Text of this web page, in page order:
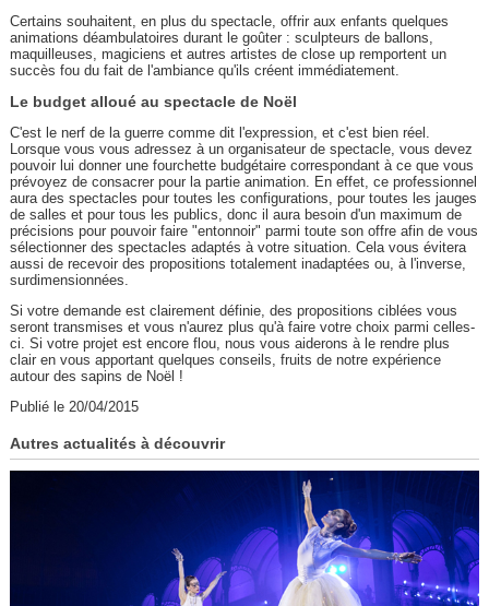
Certains souhaitent, en plus du spectacle, offrir aux enfants quelques
animations déambulatoires durant le goûter : sculpteurs de ballons,
maquilleuses, magiciens et autres artistes de close up remportent un
succès fou du fait de l'ambiance qu'ils créent immédiatement.
Le budget alloué au spectacle de Noël
C'est le nerf de la guerre comme dit l'expression, et c'est bien réel.
Lorsque vous vous adressez à un organisateur de spectacle, vous devez
pouvoir lui donner une fourchette budgétaire correspondant à ce que vous
prévoyez de consacrer pour la partie animation. En effet, ce professionnel
aura des spectacles pour toutes les configurations, pour toutes les jauges
de salles et pour tous les publics, donc il aura besoin d'un maximum de
précisions pour pouvoir faire "entonnoir" parmi toute son offre afin de vous
sélectionner des spectacles adaptés à votre situation. Cela vous évitera
aussi de recevoir des propositions totalement inadaptées ou, à l'inverse,
surdimensionnées.
Si votre demande est clairement définie, des propositions ciblées vous
seront transmises et vous n'aurez plus qu'à faire votre choix parmi celles-
ci. Si votre projet est encore flou, nous vous aiderons à le rendre plus
clair en vous apportant quelques conseils, fruits de notre expérience
autour des sapins de Noël !
Publié le 20/04/2015
Autres actualités à découvrir